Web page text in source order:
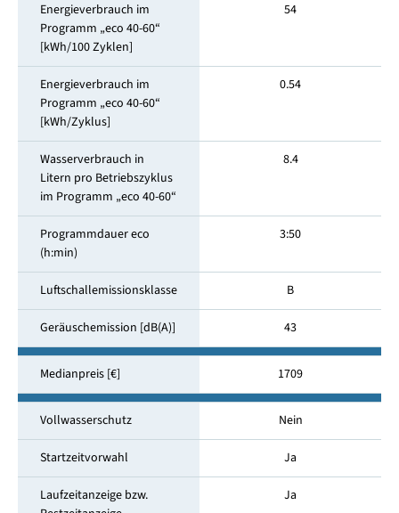
Energieverbrauch im
Programm „eco 40-60“
[kWh/100 Zyklen]
54
Energieverbrauch im
Programm „eco 40-60“
[kWh/Zyklus]
0.54
Wasserverbrauch in
Litern pro Betriebszyklus
im Programm „eco 40-60“
8.4
Programmdauer eco
(h:min)
3:50
Luftschallemissionsklasse B
Geräuschemission [dB(A)] 43
Medianpreis [€] 1709
Vollwasserschutz Nein
Startzeitvorwahl Ja
Laufzeitanzeige bzw.
Ja